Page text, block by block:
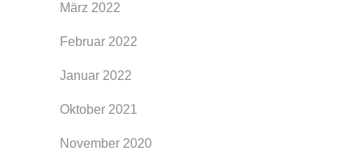
März 2022
Februar 2022
Januar 2022
Oktober 2021
November 2020